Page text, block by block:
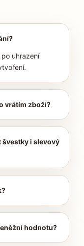
uhrazení
vrátím zboží?
švestky i slevový
hodnotu?